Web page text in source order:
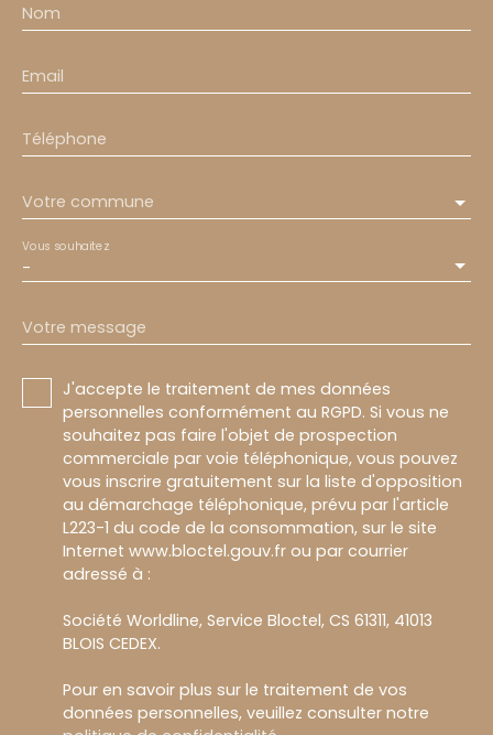
Nom
Email
Téléphone
Votre commune
-
Vous souhaitez
Votre message
J'accepte le traitement de mes données
personnelles conformément au RGPD. Si vous ne
souhaitez pas faire l'objet de prospection
commerciale par voie téléphonique, vous pouvez
vous inscrire gratuitement sur la liste d'opposition
au démarchage téléphonique, prévu par l'article
L223-1 du code de la consommation, sur le site
Internet www.bloctel.gouv.fr ou par courrier
adressé à :
Société Worldline, Service Bloctel, CS 61311, 41013
BLOIS CEDEX.
Pour en savoir plus sur le traitement de vos
données personnelles, veuillez consulter notre